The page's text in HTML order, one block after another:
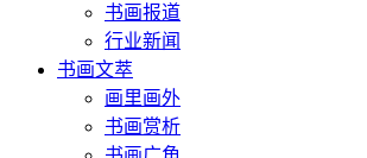
书画报道
行业新闻
书画文萃
画里画外
书画赏析